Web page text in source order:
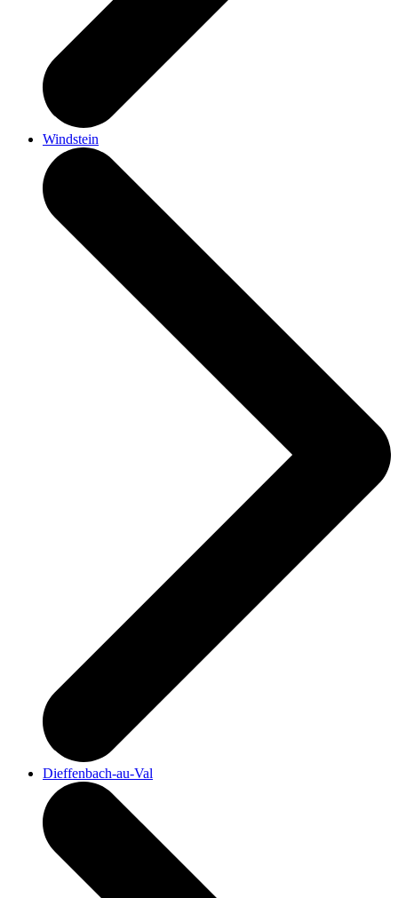
Windstein
Dieffenbach-au-Val